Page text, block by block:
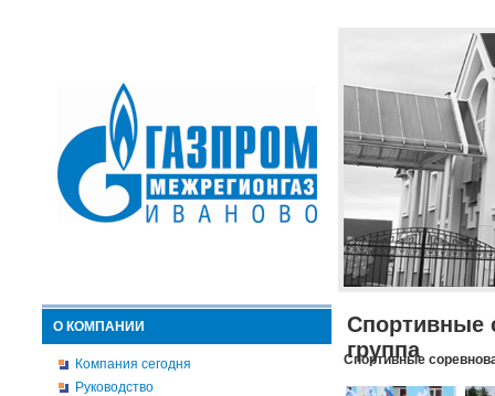
О КОМПАНИИ
Компания сегодня
Руководство
Спортивные
группа
Спортивные